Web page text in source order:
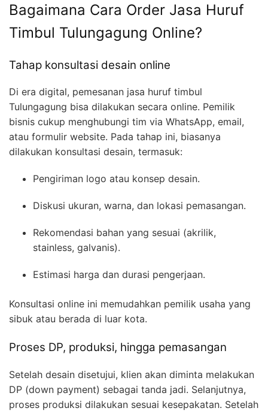
Bagaimana Cara Order Jasa Huruf
Timbul Tulungagung Online?
Tahap konsultasi desain online
Di era digital, pemesanan jasa huruf timbul
Tulungagung bisa dilakukan secara online. Pemilik
bisnis cukup menghubungi tim via WhatsApp, email,
atau formulir website. Pada tahap ini, biasanya
dilakukan konsultasi desain, termasuk:
Pengiriman logo atau konsep desain.
Diskusi ukuran, warna, dan lokasi pemasangan.
Rekomendasi bahan yang sesuai (akrilik,
stainless, galvanis).
Estimasi harga dan durasi pengerjaan.
Konsultasi online ini memudahkan pemilik usaha yang
sibuk atau berada di luar kota.
Proses DP, produksi, hingga pemasangan
Setelah desain disetujui, klien akan diminta melakukan
DP (down payment) sebagai tanda jadi. Selanjutnya,
proses produksi dilakukan sesuai kesepakatan. Setelah